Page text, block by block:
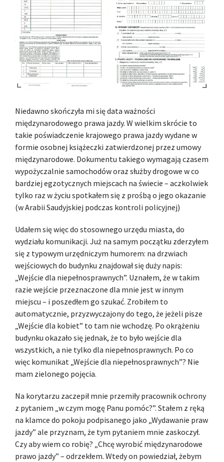
Niedawno skończyła mi się data ważności
międzynarodowego prawa jazdy. W wielkim skrócie to
takie poświadczenie krajowego prawa jazdy wydane w
formie osobnej książeczki zatwierdzonej przez umowy
międzynarodowe. Dokumentu takiego wymagają czasem
wypożyczalnie samochodów oraz służby drogowe w co
bardziej egzotycznych miejscach na świecie – aczkolwiek
tylko raz w życiu spotkałem się z prośbą o jego okazanie
(w Arabii Saudyjskiej podczas kontroli policyjnej)
Udałem się więc do stosownego urzędu miasta, do
wydziału komunikacji. Już na samym początku zderzyłem
się z typowym urzędniczym humorem: na drzwiach
wejściowych do budynku znajdował się duży napis:
„Wejście dla niepełnosprawnych”. Uznałem, że w takim
razie wejście przeznaczone dla mnie jest w innym
miejscu – i poszedłem go szukać. Zrobiłem to
automatycznie, przyzwyczajony do tego, że jeżeli pisze
„Wejście dla kobiet” to tam nie wchodzę. Po okrążeniu
budynku okazało się jednak, że to było wejście dla
wszystkich, a nie tylko dla niepełnosprawnych. Po co
więc komunikat „Wejście dla niepełnosprawnych”? Nie
mam zielonego pojęcia.
Na korytarzu zaczepił mnie przemiły pracownik ochrony
z pytaniem „w czym mogę Panu pomóc?”. Stałem z ręką
na klamce do pokoju podpisanego jako „Wydawanie praw
jazdy” ale przyznam, że tym pytaniem mnie zaskoczył.
Czy aby wiem co robię? „Chcę wyrobić międzynarodowe
prawo jazdy” – odrzekłem. Wtedy on powiedział, żebym